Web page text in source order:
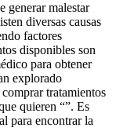
generar malestar
diversas causas
factores
disponibles son
para obtener
explorado
tratamientos
quieren “”. Es
para encontrar la